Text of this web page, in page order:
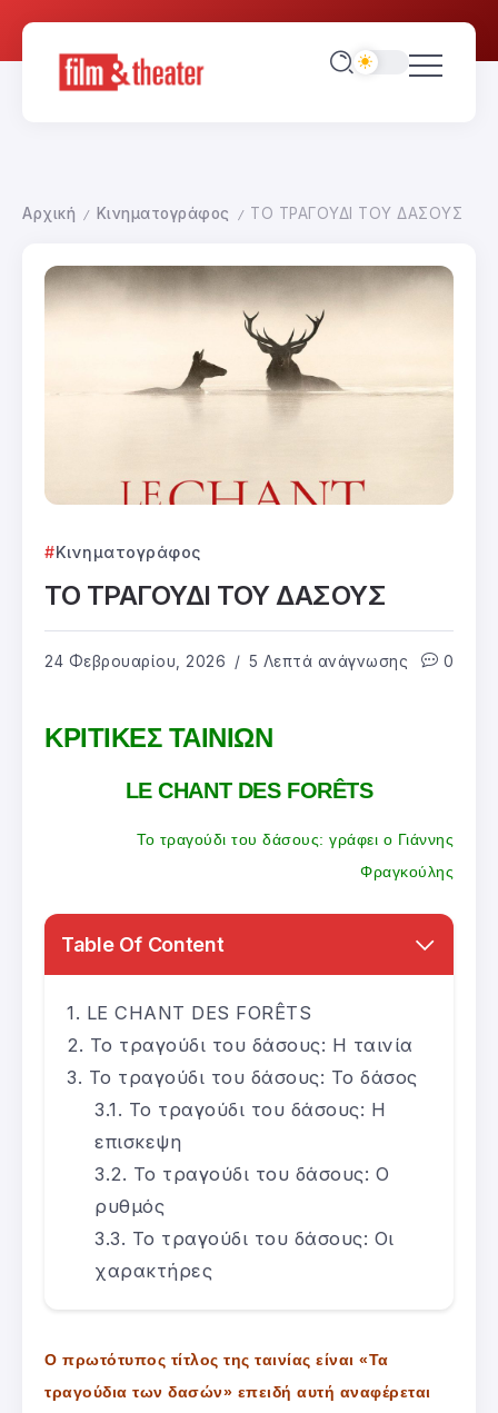
Αρχική / Κινηματογράφος / ΤΟ ΤΡΑΓΟΥΔΙ ΤΟΥ ΔΑΣΟΥΣ
Κινηματογράφος
ΤΟ ΤΡΑΓΟΥΔΙ ΤΟΥ ΔΑΣΟΥΣ
24 Φεβρουαρίου, 2026 5 Λεπτά ανάγνωσης 0
ΚΡΙΤΙΚΕΣ ΤΑΙΝΙΩΝ
LE CHANT DES FORÊTS
Το τραγούδι του δάσους: γράφει ο Γιάννης
Φραγκούλης
Table Of Content
LE CHANT DES FORÊTS
Το τραγούδι του δάσους: Η ταινία
Το τραγούδι του δάσους: Το δάσος
Το τραγούδι του δάσους: Η
επισκεψη
Το τραγούδι του δάσους: Ο
ρυθμός
Το τραγούδι του δάσους: Οι
χαρακτήρες
Ο πρωτότυπος τίτλος της ταινίας είναι «Τα
τραγούδια των δασών» επειδή αυτή αναφέρεται